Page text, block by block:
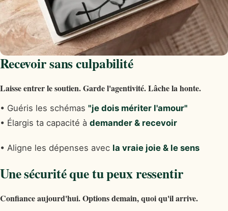
Recevoir sans culpabilité
Laisse entrer le soutien. Garde l'agentivité. Lâche la honte.
• Guéris les schémas "je dois mériter l'amour"
• Élargis ta capacité à demander & recevoir
• Aligne les dépenses avec la vraie joie & le sens
Une sécurité que tu peux ressentir
Confiance aujourd'hui. Options demain, quoi qu'il arrive.